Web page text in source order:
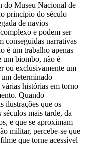
do Museu Nacional de
princípio do século
de navios
e podem ser
conseguidas narrativas
é um trabalho apenas
um biombo, não é
ou exclusivamente um
determinado
histórias em torno
Quando
ilustrações que os
séculos mais tarde, da
e que se aproximam
militar, percebe-se que
que torne acessível